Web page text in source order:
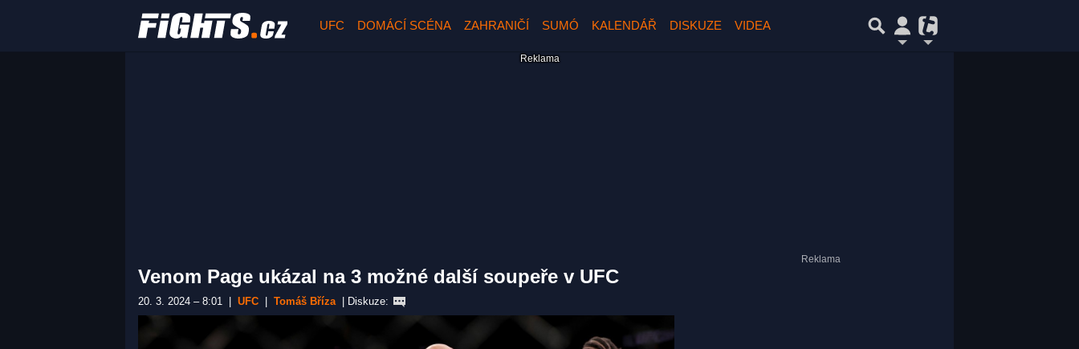
UFC DOMÁCÍ SCÉNA ZAHRANIČÍ SUMÓ KALENDÁŘ DISKUZE VIDEA
Venom Page ukázal na 3 možné další soupeře v UFC
20. 3. 2024 – 8:01 UFC Tomáš Bříza Diskuze: